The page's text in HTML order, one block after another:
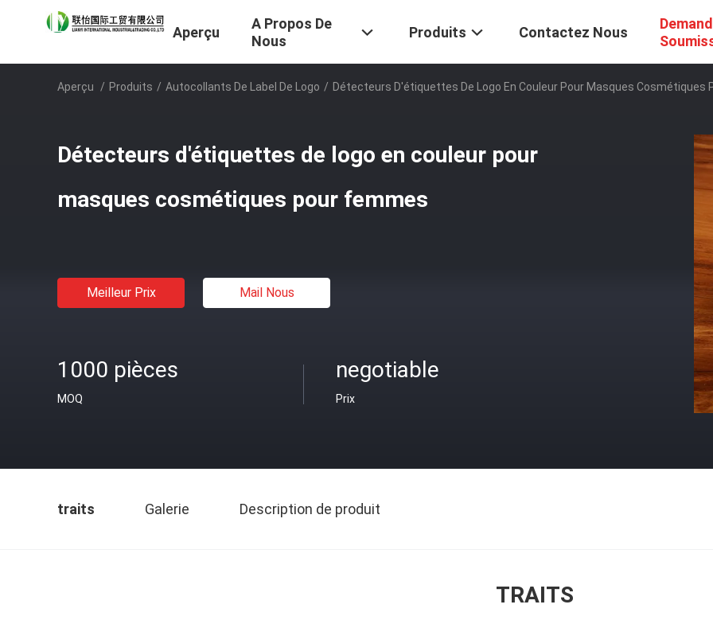
Aperçu
A Propos De
Nous
Produits Contactez Nous
Aperçu / Produits / Autocollants De Label De Logo / Détecteurs D'étiquettes De Logo En Couleur Pour Masques Cosmétiques
Détecteurs d'étiquettes de logo en couleur pour
masques cosmétiques pour femmes
Meilleur Prix Mail Nous
1000 pièces
MOQ
negotiable
Prix
traits Galerie Description de produit
TRAITS